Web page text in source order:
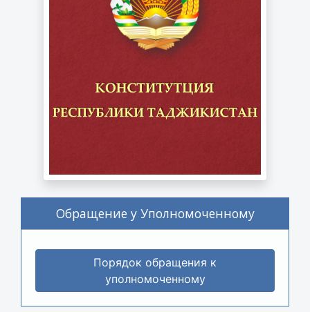
Обращение у Уполномоченному
Порядок обращения к
уполномоченному